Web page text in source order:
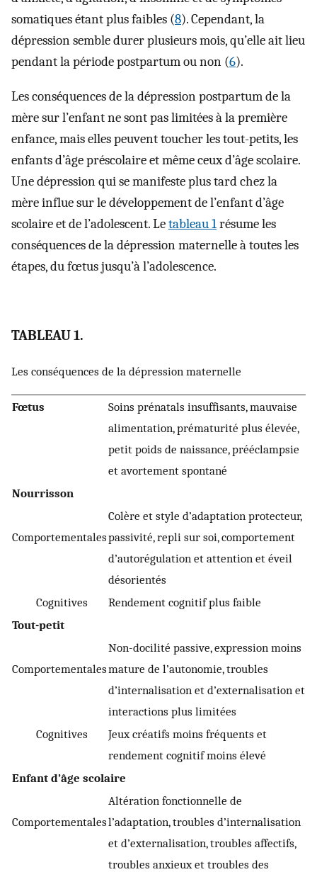
somatiques étant plus faibles (8). Cependant, la
dépression semble durer plusieurs mois, qu’elle ait lieu
pendant la période postpartum ou non (6).
Les conséquences de la dépression postpartum de la
mère sur l’enfant ne sont pas limitées à la première
enfance, mais elles peuvent toucher les tout-petits, les
enfants d’âge préscolaire et même ceux d’âge scolaire.
Une dépression qui se manifeste plus tard chez la
mère influe sur le développement de l’enfant d’âge
scolaire et de l’adolescent. Letableau 1résume les
conséquences de la dépression maternelle à toutes les
étapes, du fœtus jusqu’à l’adolescence.
TABLEAU 1.
Les conséquences de la dépression maternelle
Fœtus
Soins prénatals insuffisants, mauvaise
alimentation, prématurité plus élevée,
petit poids de naissance, prééclampsie
et avortement spontané
Nourrisson
Comportementales
Colère et style d’adaptation protecteur,
passivité, repli sur soi, comportement
d’autorégulation et attention et éveil
désorientés
Cognitives
Rendement cognitif plus faible
Tout-petit
Comportementales
Non-docilité passive, expression moins
mature de l’autonomie, troubles
d’internalisation et d’externalisation et
interactions plus limitées
Cognitives
Jeux créatifs moins fréquents et
rendement cognitif moins élevé
Enfant d’âge scolaire
Comportementales
Altération fonctionnelle de
l’adaptation, troubles d’internalisation
et d’externalisation, troubles affectifs,
troubles anxieux et troubles des